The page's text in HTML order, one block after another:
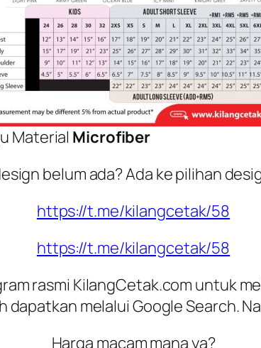
Material Microfiber
belum ada? Ada ke pilihan
https://t.me/kilangcetak/58
https://t.me/kilangcetak/58
rasmi KilangCetak.com untuk
dapatkan melalui Google Search.
Harga macam mana ya?